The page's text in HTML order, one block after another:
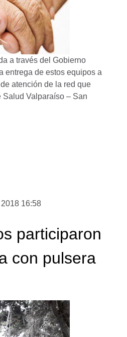
a través del Gobierno
entrega de estos equipos a
atención de la red que
Valparaíso – San
16:58
participaron
con pulsera